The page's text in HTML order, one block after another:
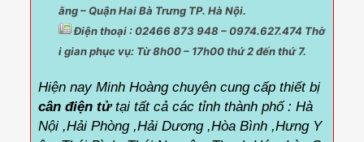
ằng – Quận Hai Bà Trưng TP. Hà Nội.
Điện thoại : 02466 873 948 – 0974.627.474 Thờ
i gian phục vụ: Từ 8h00 – 17h00 thứ 2 đến thứ 7.
Hiện nay Minh Hoàng chuyên cung cấp thiết bị
cân điện tửtại tất cả các tỉnh thành phố :Hà
Nội ,Hải Phòng ,Hải Dương ,Hòa Bình ,Hưng Y